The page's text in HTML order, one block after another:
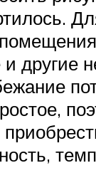
другие